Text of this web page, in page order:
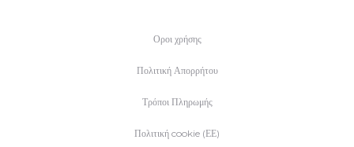
Οροι χρήσης
Πολιτική Απορρήτου
Τρόποι Πληρωμής
Πολιτική cookie (ΕΕ)